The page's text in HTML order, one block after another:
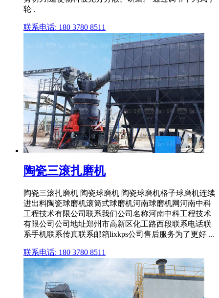
轮 .
联系电话: 180 3780 8511
陶瓷三滚扎磨机
陶瓷三滚扎磨机 陶瓷球磨机 陶瓷球磨机格子球磨机连续
进出料陶瓷球磨机滚筒式球磨机河南球磨机网河南中科
工程技术有限公司联系我们公司名称河南中科工程技术
有限公司公司地址郑州市高新区化工路西段联系电话联
系手机联系传真联系邮箱lixkps公司售后服务为了更好 ...
联系电话: 180 3780 8511